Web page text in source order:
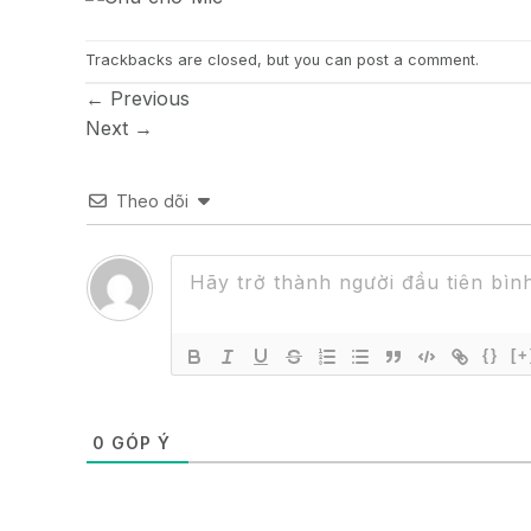
Trackbacks are closed, but you can post a comment.
← Previous
Next →
Theo dõi
{}
0 GÓP Ý